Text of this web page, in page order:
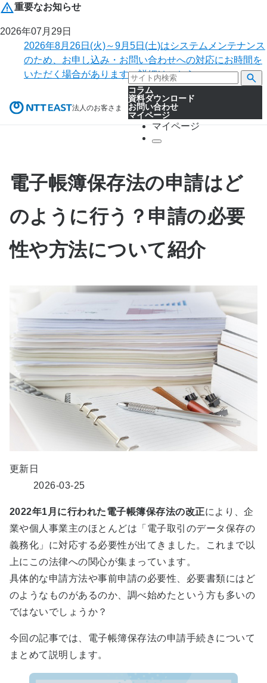
重要なお知らせ
2026年07月29日
2026年8月26日(火)～9月5日(土)はシステムメンテナンス
のため、お申し込み・お問い合わせへの対応にお時間を
いただく場合があります。詳細はこちら。
法人のお客さま
コラム
資料ダウンロード
お問い合わせ
マイページ
マイページ
電子帳簿保存法の申請はど
のように行う？申請の必要
性や方法について紹介
更新日
2026-03-25
2022年1 月に行われた電子帳簿保存法の改正により、企
業や個人事業主のほとんどは「電子取引のデータ保存の
義務化」に対応する必要性が出てきました。これまで以
上にこの法律への関心が集まっています。
具体的な申請方法や事前申請の必要性、必要書類にはど
のようなものがあるのか、調べ始めたという方も多いの
ではないでしょうか？
今回の記事では、電子帳簿保存法の申請手続きについて
まとめて説明します。